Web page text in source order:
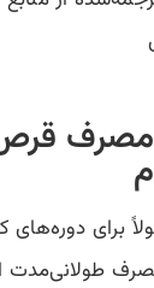
مصرف
برای دوره‌های
طولانی‌مدت